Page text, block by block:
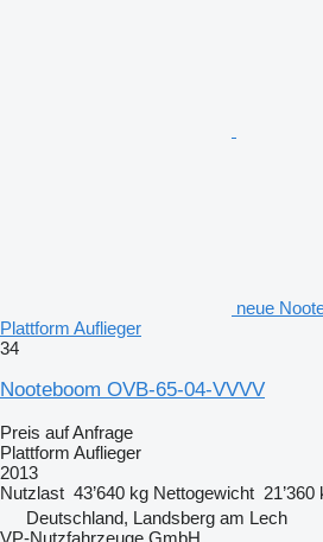
neue
Plattform Auflieger
34
Nooteboom OVB-65-04-VVVV
Preis auf Anfrage
Plattform Auflieger
2013
Nutzlast 43’640 kg Nettogewicht 21’360
Deutschland, Landsberg am Lech
VP-Nutzfahrzeuge GmbH